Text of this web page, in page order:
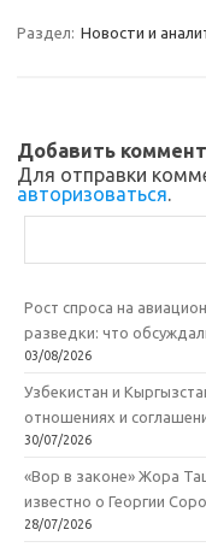
s
i
k
b
k
р
и
т
Раздел: Новости и
Добавить
Для отправки
авторизоваться.
Рост спроса на
разведки: что
03/08/2026
Узбекистан и
отношениях и
30/07/2026
«Вор в законе» Жора
известно о Георгии
28/07/2026